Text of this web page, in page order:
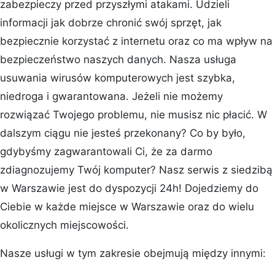
zabezpieczy przed przyszłymi atakami. Udzieli
informacji jak dobrze chronić swój sprzęt, jak
bezpiecznie korzystać z internetu oraz co ma wpływ na
bezpieczeństwo naszych danych. Nasza usługa
usuwania wirusów komputerowych jest szybka,
niedroga i gwarantowana. Jeżeli nie możemy
rozwiązać Twojego problemu, nie musisz nic płacić. W
dalszym ciągu nie jesteś przekonany? Co by było,
gdybyśmy zagwarantowali Ci, że za darmo
zdiagnozujemy Twój komputer? Nasz serwis z siedzibą
w Warszawie jest do dyspozycji 24h! Dojedziemy do
Ciebie w każde miejsce w Warszawie oraz do wielu
okolicznych miejscowości.
Nasze usługi w tym zakresie obejmują między innymi: